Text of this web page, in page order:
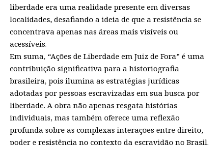
liberdade era uma realidade presente em diversas
localidades, desafiando a ideia de que a resistência se
concentrava apenas nas áreas mais visíveis ou
acessíveis.
Em suma, “Ações de Liberdade em Juiz de Fora” é uma
contribuição significativa para a historiografia
brasileira, pois ilumina as estratégias jurídicas
adotadas por pessoas escravizadas em sua busca por
liberdade. A obra não apenas resgata histórias
individuais, mas também oferece uma reflexão
profunda sobre as complexas interações entre direito,
poder e resistência no contexto da escravidão no Brasil.